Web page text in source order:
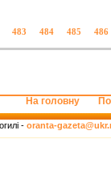
483 484 485 486
На головну
- oranta-